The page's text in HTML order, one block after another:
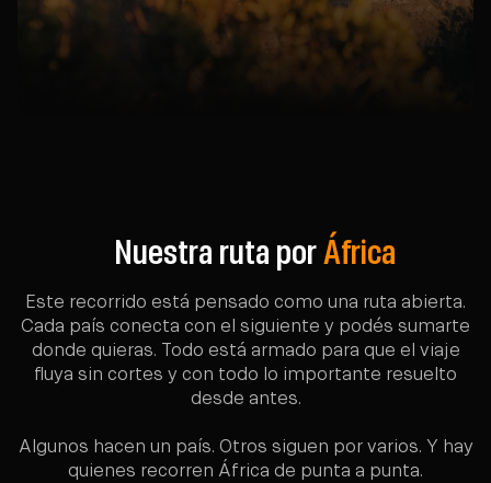
Nuestra ruta porÁfrica
Este recorrido está pensado como una ruta abierta.
Cada país conecta con el siguiente y podés sumarte
donde quieras. Todo está armado para que el viaje
fluya sin cortes y con todo lo importante resuelto
desde antes.
Algunos hacen un país. Otros siguen por varios. Y hay
quienes recorren África de punta a punta.